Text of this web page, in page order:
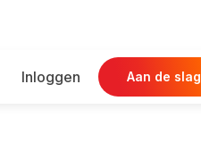
Inloggen Aan de slag